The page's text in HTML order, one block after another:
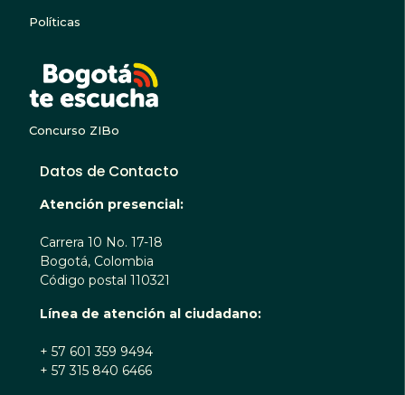
Políticas
Concurso ZIBo
Datos de Contacto
Atención presencial:
Carrera 10 No. 17-18
Bogotá, Colombia
Código postal 110321
Línea de atención al ciudadano:
+ 57 601 359 9494
+ 57 315 840 6466